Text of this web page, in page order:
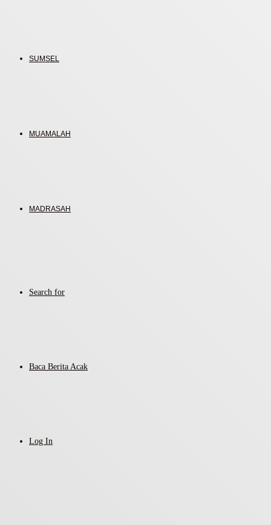
SUMSEL
MUAMALAH
MADRASAH
Search for
Baca Berita Acak
Log In